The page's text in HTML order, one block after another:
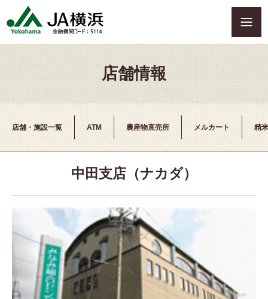
p
n
店舗情報
店舗・施設一覧 ATM 農産物直売所 メルカート 精
中田支店（ナカダ）